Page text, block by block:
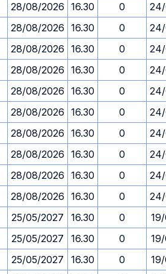
28/08/2026 16.30 0
28/08/2026 16.30 0
28/08/2026 16.30 0
28/08/2026 16.30 0
28/08/2026 16.30 0
28/08/2026 16.30 0
28/08/2026 16.30 0
28/08/2026 16.30 0
28/08/2026 16.30 0
28/08/2026 16.30 0
25/05/2027 16.30 0
25/05/2027 16.30 0
25/05/2027 16.30 0